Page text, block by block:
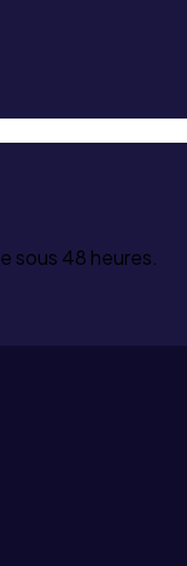
sous 48 heures.